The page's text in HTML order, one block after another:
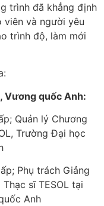
trình đã khẳng định
và người yêu
trình độ, làm mới
Vương quốc Anh:
Quản lý Chương
Trường Đại học
Phụ trách Giảng
sĩ TESOL tại
Anh